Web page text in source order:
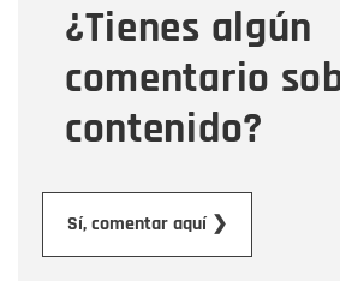
¿Tienes algún
comentario
contenido?
Sí, comentar aquí ❯
Mensaje